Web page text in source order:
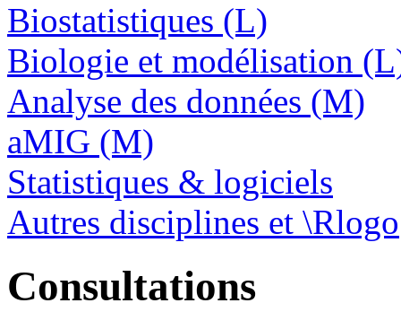
Biostatistiques (L)
Biologie et modélisation
Analyse des données (M)
aMIG (M)
Statistiques & logiciels
Autres disciplines et \Rlogo
Consultations